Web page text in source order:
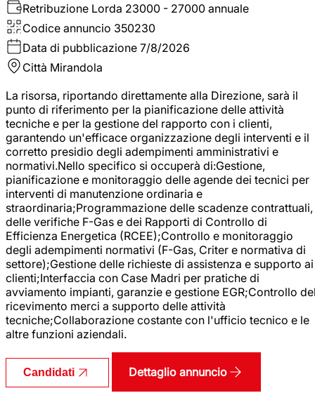
Retribuzione Lorda 23000 - 27000 annuale
Codice annuncio 350230
Data di pubblicazione 7/8/2026
Città Mirandola
La risorsa, riportando direttamente alla Direzione, sarà il
punto di riferimento per la pianificazione delle attività
tecniche e per la gestione del rapporto con i clienti,
garantendo un'efficace organizzazione degli interventi e il
corretto presidio degli adempimenti amministrativi e
normativi.Nello specifico si occuperà di:Gestione,
pianificazione e monitoraggio delle agende dei tecnici per
interventi di manutenzione ordinaria e
straordinaria;Programmazione delle scadenze contrattuali,
delle verifiche F-Gas e dei Rapporti di Controllo di
Efficienza Energetica (RCEE);Controllo e monitoraggio
degli adempimenti normativi (F-Gas, Criter e normativa di
settore);Gestione delle richieste di assistenza e supporto ai
clienti;Interfaccia con Case Madri per pratiche di
avviamento impianti, garanzie e gestione EGR;Controllo
ricevimento merci a supporto delle attività
tecniche;Collaborazione costante con l'ufficio tecnico e le
altre funzioni aziendali.
Candidati Dettaglio annuncio